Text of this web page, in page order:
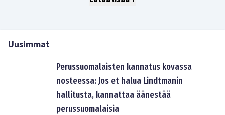
Uusimmat
Perussuomalaisten kannatus kovassa
nosteessa: Jos et halua Lindtmanin
hallitusta, kannattaa äänestää
perussuomalaisia